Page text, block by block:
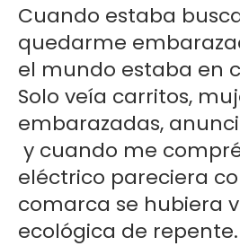
Cuando estaba
quedarme
el mundo estaba en
Solo veía carritos,
embarazadas,
y cuando me
eléctrico pareciera
comarca se hubiera
ecológica de repente.